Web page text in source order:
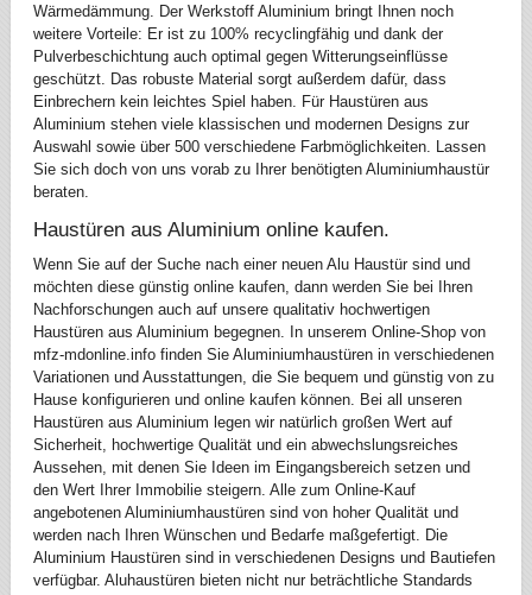
Wärmedämmung. Der Werkstoff Aluminium bringt Ihnen noch
weitere Vorteile: Er ist zu 100% recyclingfähig und dank der
Pulverbeschichtung auch optimal gegen Witterungseinflüsse
geschützt. Das robuste Material sorgt außerdem dafür, dass
Einbrechern kein leichtes Spiel haben. Für Haustüren aus
Aluminium stehen viele klassischen und modernen Designs zur
Auswahl sowie über 500 verschiedene Farbmöglichkeiten. Lassen
Sie sich doch von uns vorab zu Ihrer benötigten Aluminiumhaustür
beraten.
Haustüren aus Aluminium online kaufen.
Wenn Sie auf der Suche nach einer neuen Alu Haustür sind und
möchten diese günstig online kaufen, dann werden Sie bei Ihren
Nachforschungen auch auf unsere qualitativ hochwertigen
Haustüren aus Aluminium begegnen. In unserem Online-Shop von
mfz-mdonline.info finden Sie Aluminiumhaustüren in verschiedenen
Variationen und Ausstattungen, die Sie bequem und günstig von zu
Hause konfigurieren und online kaufen können. Bei all unseren
Haustüren aus Aluminium legen wir natürlich großen Wert auf
Sicherheit, hochwertige Qualität und ein abwechslungsreiches
Aussehen, mit denen Sie Ideen im Eingangsbereich setzen und
den Wert Ihrer Immobilie steigern. Alle zum Online-Kauf
angebotenen Aluminiumhaustüren sind von hoher Qualität und
werden nach Ihren Wünschen und Bedarfe maßgefertigt. Die
Aluminium Haustüren sind in verschiedenen Designs und Bautiefen
verfügbar. Aluhaustüren bieten nicht nur beträchtliche Standards